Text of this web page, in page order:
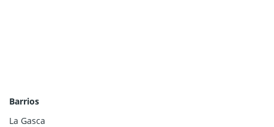
Barrios
La Gasca